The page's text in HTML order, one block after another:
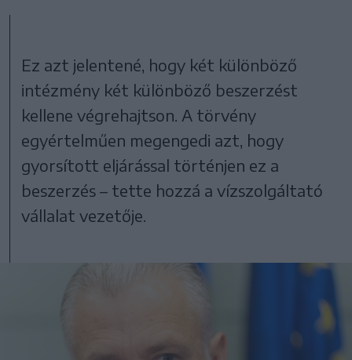
Ez azt jelentené, hogy két különböző
intézmény két különböző beszerzést
kellene végrehajtson. A törvény
egyértelműen megengedi azt, hogy
gyorsított eljárással történjen ez a
beszerzés – tette hozzá a vízszolgáltató
vállalat vezetője.